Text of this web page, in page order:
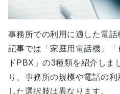
事務所での利用に適した電
記事では「家庭用電話機」
ドPBX」の3種類を紹介しま
り、事務所の規模や電話の
した選択肢は異なります。